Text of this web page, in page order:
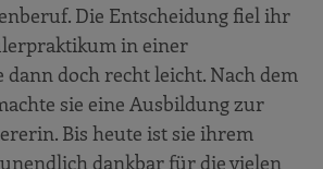
Die Entscheidung fiel ihr
in einer
dann doch recht leicht. Nach dem
sie eine Ausbildung zur
Bis heute ist sie ihrem
dankbar für die vielen